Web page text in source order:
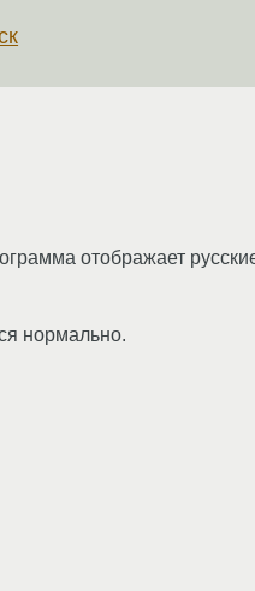
отображает
нормально.